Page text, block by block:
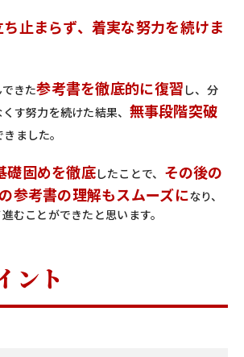
ち止まらず、着実な努力を続けま
きた参考書を徹底的に復習 し、分
す努力を続けた結果、 無事段階突破
ました。
礎固めを徹底したことで、 その後の
参考書の理解もスムーズになり、
むことができたと思います。
ント